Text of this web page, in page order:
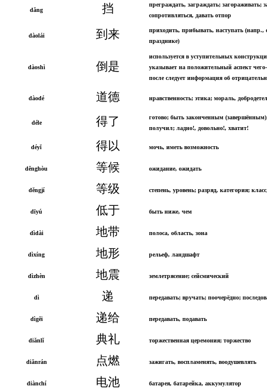
dǎng 挡
преграждать, заграждать; загораживать;
сопротивляться, давать отпор
dàolái 到来
приходить, прибывать, наступать (напр.,
празднике)
dàoshì 倒是
используется в уступительных
указывает на положительный аспект
после следует информация об
dàodé 道德 нравственность; этика; мораль,
déle 得了
готово; быть законченным
получил; ладно!, довольно!, хватит!
déyǐ 得以 мочь, иметь возможность
děnghòu 等候 ожидание, ожидать
děngjí 等级 степень, уровень; разряд, категория;
dīyú 低于 быть ниже, чем
dìdài 地带 полоса, область, зона
dìxíng 地形 рельеф, ландшафт
dìzhèn 地震 землетрясение; сейсмический
dì 递 передавать; вручать; поочерёдно;
dìgěi 递给 передавать, подавать
diǎnlǐ 典礼 торжественная церемония; торжество
diǎnrán 点燃 зажигать, воспламенять, воодушевлять
diànchí 电池 батарея, батарейка, аккумулятор